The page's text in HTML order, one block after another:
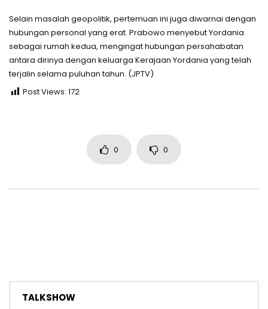
Selain masalah geopolitik, pertemuan ini juga diwarnai dengan
hubungan personal yang erat. Prabowo menyebut Yordania
sebagai rumah kedua, mengingat hubungan persahabatan
antara dirinya dengan keluarga Kerajaan Yordania yang telah
terjalin selama puluhan tahun. (JPTV)
Post Views: 172
0 0
TALKSHOW